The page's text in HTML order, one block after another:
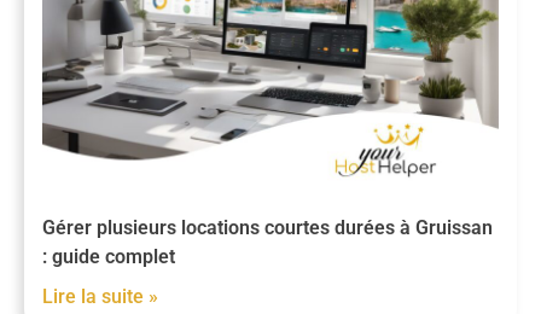
Gérer plusieurs locations courtes durées à Gruissan
: guide complet
Lire la suite »